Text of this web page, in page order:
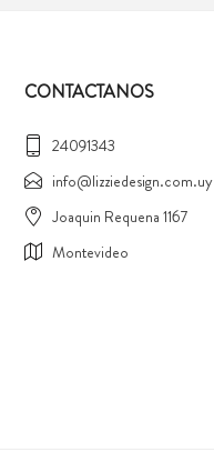
CONTACTANOS
24091343
info@lizziedesign.com.uy
Joaquin Requena 1167
Montevideo